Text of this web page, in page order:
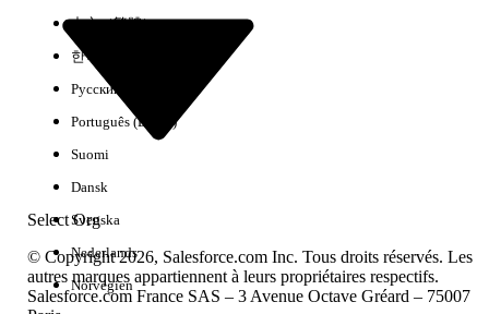
Aucun résultat
Select Org
中文（繁體）
한국어
Русский
Português (Brasil)
Suomi
Dansk
Svenska
Nederlands
Norvégien
© Copyright 2026, Salesforce.com Inc. Tous droits réservés. Les
autres marques appartiennent à leurs propriétaires respectifs.
Salesforce.com France SAS – 3 Avenue Octave Gréard – 75007